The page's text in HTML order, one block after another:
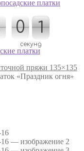
0
0 1
0
0
1
секунд
пряжи 135×135
«Праздник огня»